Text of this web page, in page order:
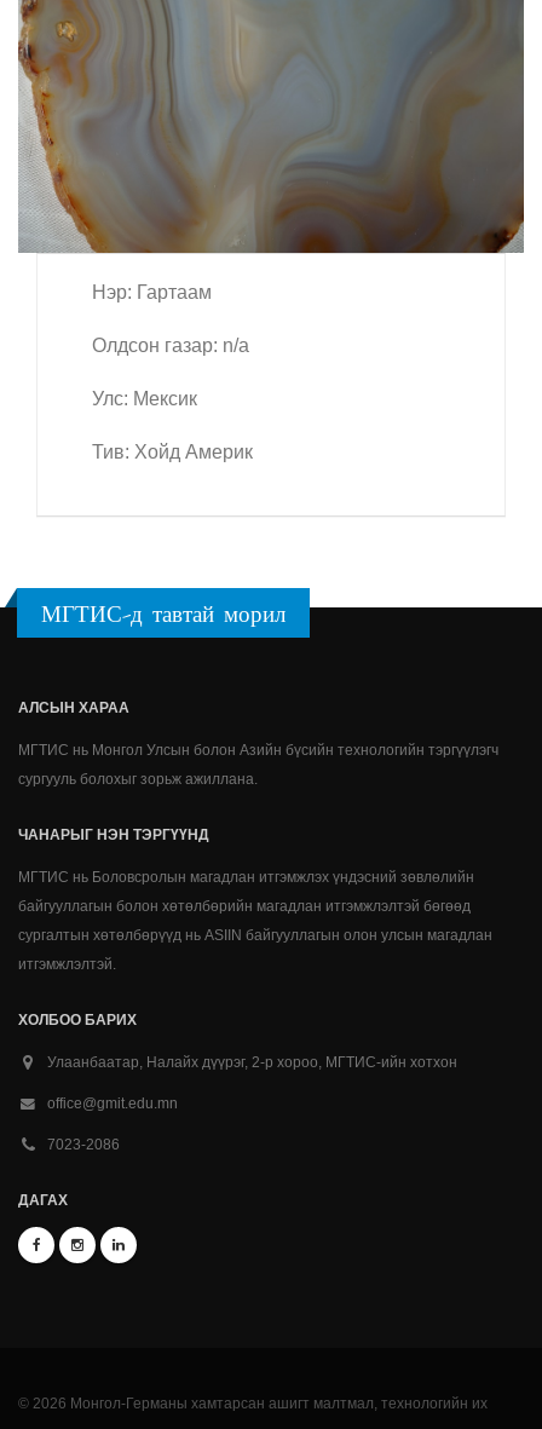
Нэр: Гартаам
Олдсон газар: n/a
Улс: Мексик
Тив: Хойд Америк
МГТИС-д тавтай морил
АЛСЫН ХАРАА
МГТИС нь Монгол Улсын болон Азийн бүсийн технологийн тэргүүлэгч
сургууль болохыг зорьж ажиллана.
ЧАНАРЫГ НЭН ТЭРГҮҮНД
МГТИС нь Боловсролын магадлан итгэмжлэх үндэсний зөвлөлийн
байгууллагын болон хөтөлбөрийн магадлан итгэмжлэлтэй бөгөөд
сургалтын хөтөлбөрүүд нь ASIIN байгууллагын олон улсын магадлан
итгэмжлэлтэй.
ХОЛБОО БАРИХ
Улаанбаатар, Налайх дүүрэг, 2-р хороо, МГТИС-ийн хотхон
office@gmit.edu.mn
7023-2086
ДАГАХ
© 2026 Монгол-Германы хамтарсан ашигт малтмал, технологийн их